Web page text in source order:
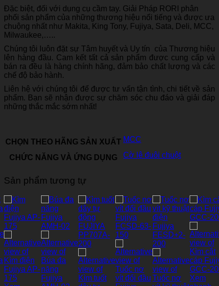
Đặc biệt, đối với dụng cụ cầm tay. Giải Pháp RORI phân
phối sản phẩm của những thương hiệu nổi tiếng và được ưa
chuộng nhất như Makita, King Tony, Fujiya, Sata, Deli, MCC,
Milwaukee,…..
Chúng tôi luôn đặt sự Tâm huyết và Uy tín của Thương hiệu
lên hàng đầu. Cam kết tất cả sản phẩm được cung cấp và
bán ra đều là hàng chính hãng, đảm bảo chất lượng và các
chế độ bảo hành.
Liên hệ với chúng tôi để được tư vấn tận tình, chi tiết về sản
phẩm. Bạn sẽ nhận được sự chăm sóc chu đáo và giải đáp
những thắc mắc sớm nhất!
CHỌN THEO HÃNG SẢN XUẤT MCC
CHỨC NĂNG VÀ ỨNG DỤNG Cờ lê đuôi chuột
Sản phẩm tương tự
Xem